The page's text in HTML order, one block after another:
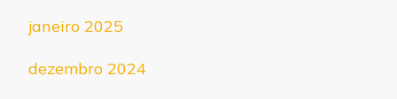
janeiro 2025
dezembro 2024